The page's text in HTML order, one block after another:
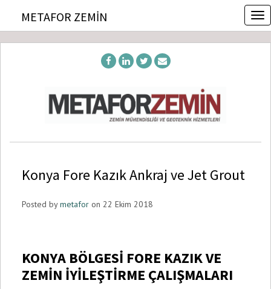
T
o
g
METAFOR ZEMIN
Konya Fore Kazık Ankraj ve Jet Grout
Posted bymetafor on 22 Ekim 2018
KONYA BÖLGESİ FORE KAZIK VE
ZEMİN İYİLEŞTİRME ÇALIŞMALARI